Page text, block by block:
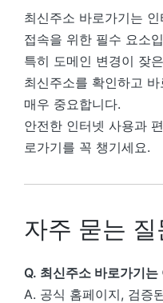
최신주소 바로가기는
접속을 위한 필수 요소
특히 도메인 변경이 잦
최신주소를 확인하고
매우 중요합니다.
안전한 인터넷 사용과
로가기를 꼭 챙기세요.
자주 묻는 질
Q. 최신주소 바로가기
A. 공식 홈페이지, 검증